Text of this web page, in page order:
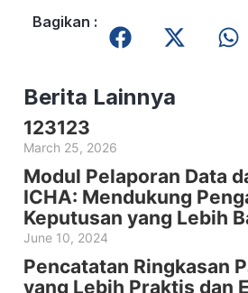
Bagikan :
Berita Lainnya
123123
March 25, 2026
Modul Pelaporan Data
ICHA: Mendukung
Keputusan yang Lebih
June 10, 2024
Pencatatan Ringkasan
yang Lebih Praktis dan